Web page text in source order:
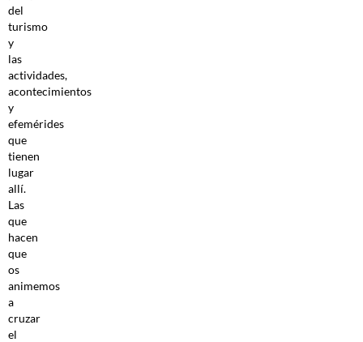
del
turismo
y
las
actividades,
acontecimientos
y
efemérides
que
tienen
lugar
allí.
Las
que
hacen
que
os
animemos
a
cruzar
el